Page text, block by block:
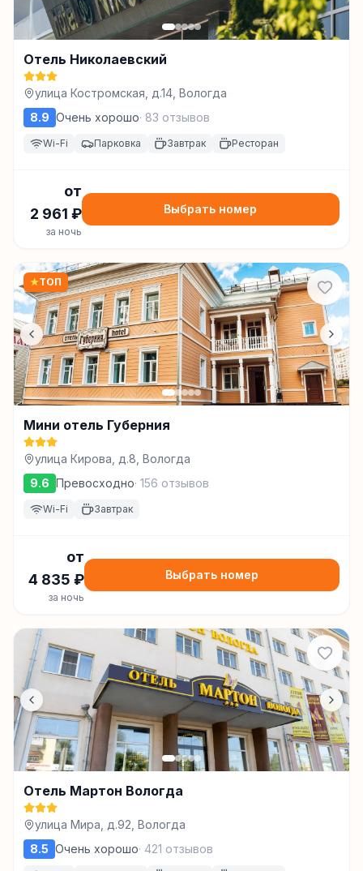
Отель Николаевский
улица Костромская, д.14, Вологда
8.9 Очень хорошо· 83 отзывов
Wi-Fi Парковка Завтрак Ресторан
от
2 961 ₽
за ночь
Выбрать номер
★ТОП
Мини отель Губерния
улица Кирова, д.8, Вологда
9.6 Превосходно· 156 отзывов
Wi-Fi Завтрак
от
4 835 ₽
за ночь
Выбрать номер
Отель Мартон Вологда
улица Мира, д.92, Вологда
8.5 Очень хорошо· 421 отзывов